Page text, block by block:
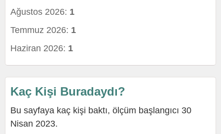
Ağustos 2026: 1
Temmuz 2026: 1
Haziran 2026: 1
Kaç Kişi Buradaydı?
Bu sayfaya kaç kişi baktı, ölçüm başlangıcı 30
Nisan 2023.